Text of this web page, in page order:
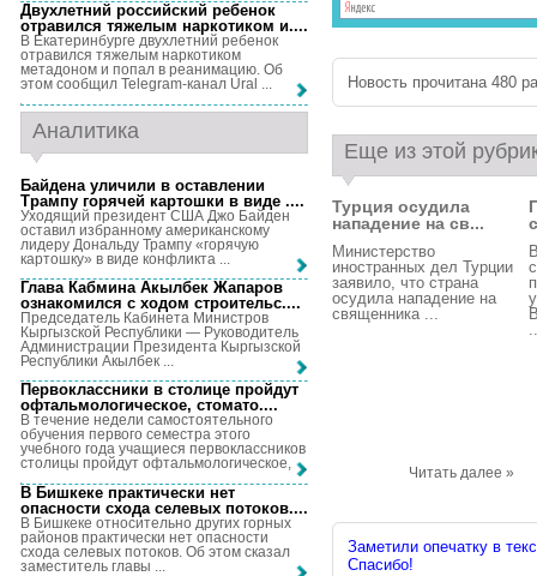
Новость прочитана 480
Еще из этой
Турция осудила
нападение на св...
Министерство
иностранных дел Турции
заявило, что страна
осудила нападение на
священника ...
Читать далее »
Заметили опечатку в
Спасибо!
Двухлетний российский ребенок
отравился тяжелым наркотиком и....
В Екатеринбурге двухлетний ребенок
отравился тяжелым наркотиком
метадоном и попал в реанимацию. Об
этом сообщил Telegram-канал Ural ...
Аналитика
Байдена уличили в оставлении
Трампу горячей картошки в виде ....
Уходящий президент США Джо Байден
оставил избранному американскому
лидеру Дональду Трампу «горячую
картошку» в виде конфликта ...
Глава Кабмина Акылбек Жапаров
ознакомился с ходом строительс....
Председатель Кабинета Министров
Кыргызской Республики — Руководитель
Администрации Президента Кыргызской
Республики Акылбек ...
Первоклассники в столице пройдут
офтальмологическое, стомато....
В течение недели самостоятельного
обучения первого семестра этого
учебного года учащиеся первоклассников
столицы пройдут офтальмологическое, ...
В Бишкеке практически нет
опасности схода селевых потоков....
В Бишкеке относительно других горных
районов практически нет опасности
схода селевых потоков. Об этом сказал
заместитель главы ...